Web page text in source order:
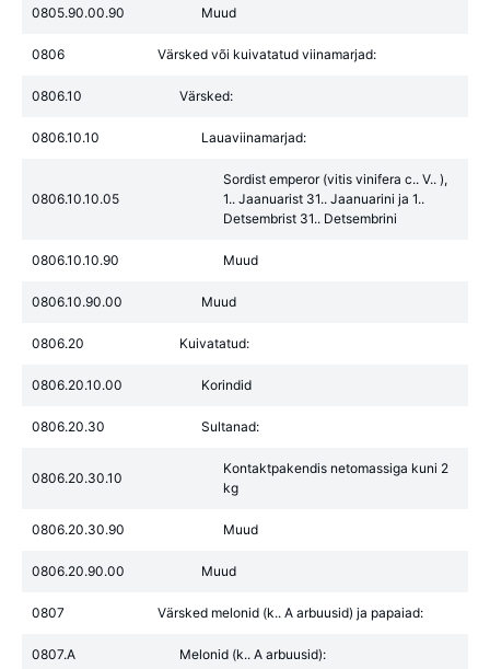
0805.90.00.90 Muud
0806 Värsked või kuivatatud viinamarjad:
0806.10 Värsked:
0806.10.10 Lauaviinamarjad:
0806.10.10.05
Sordist emperor (vitis vinifera c.. V.. ),
1.. Jaanuarist 31.. Jaanuarini ja 1..
Detsembrist 31.. Detsembrini
0806.10.10.90 Muud
0806.10.90.00 Muud
0806.20 Kuivatatud:
0806.20.10.00 Korindid
0806.20.30 Sultanad:
0806.20.30.10
Kontaktpakendis netomassiga kuni 2
kg
0806.20.30.90 Muud
0806.20.90.00 Muud
0807 Värsked melonid (k.. A arbuusid) ja papaiad:
0807.A Melonid (k.. A arbuusid):